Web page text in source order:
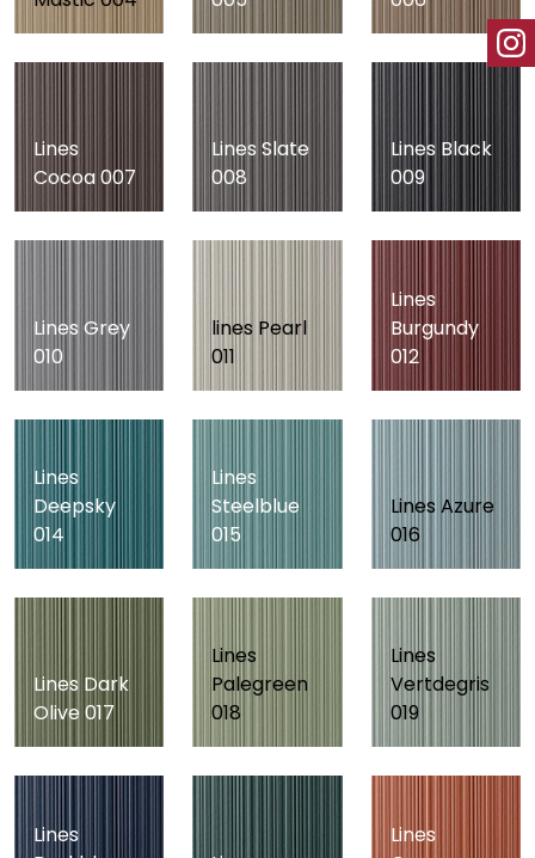
Lines
Cocoa 007
Lines Slate
008
Lines Black
009
Lines Grey
010
lines Pearl
011
Lines
Burgundy
012
Lines
Deepsky
014
Lines
Steelblue
015
Lines Azure
016
Lines Dark
Olive 017
Lines
Palegreen
018
Lines
Vertdegris
019
Lines
Lines